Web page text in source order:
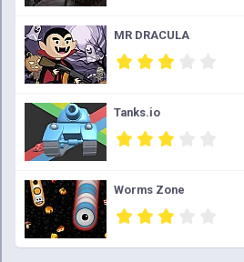
MR DRACULA
Tanks.io
Worms Zone